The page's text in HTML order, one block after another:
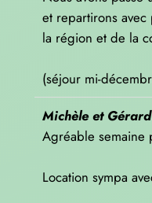
et repartirons
la région et de la
(séjour mi-
Michèle et
Agréable semaine
Location sympa